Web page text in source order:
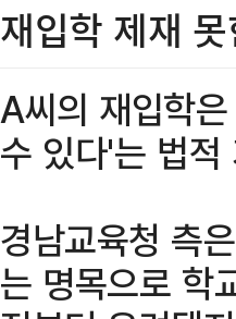
재입학 제재
A씨의 재입학
수 있다'는 법적
경남교육청 측
는 명목으로 학